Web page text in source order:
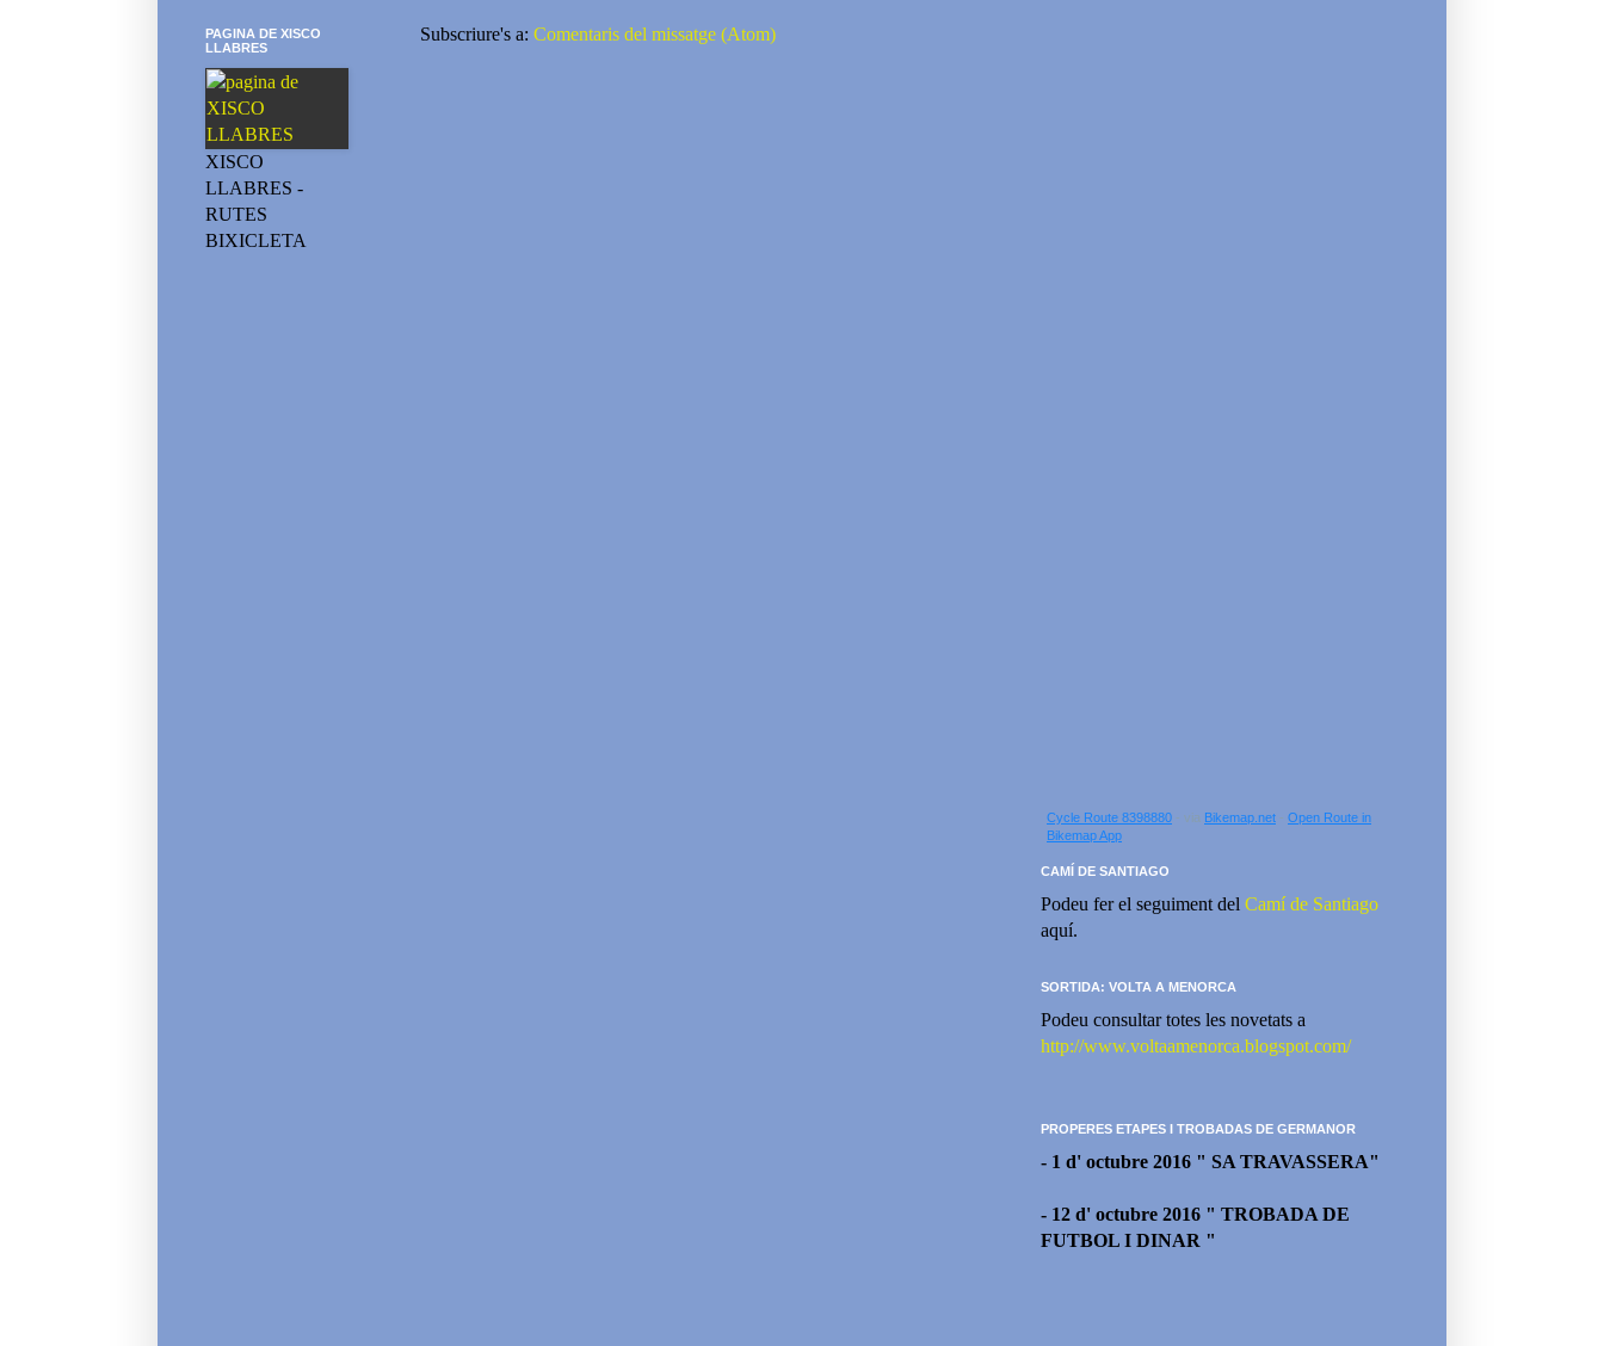
Subscriure's a: Comentaris del missatge (Atom)
PAGINA DE XISCO
LLABRES
XISCO
LLABRES -
RUTES
BIXICLETA
Cycle Route 8398880 - via Bikemap.net - Open Route in
Bikemap App
CAMÍ DE SANTIAGO
Podeu fer el seguiment del Camí de Santiago
aquí.
SORTIDA: VOLTA A MENORCA
Podeu consultar totes les novetats a
http://www.voltaamenorca.blogspot.com/
PROPERES ETAPES I TROBADAS DE GERMANOR
- 1 d' octubre 2016 " SA TRAVASSERA"
- 12 d' octubre 2016 " TROBADA DE
FUTBOL I DINAR "